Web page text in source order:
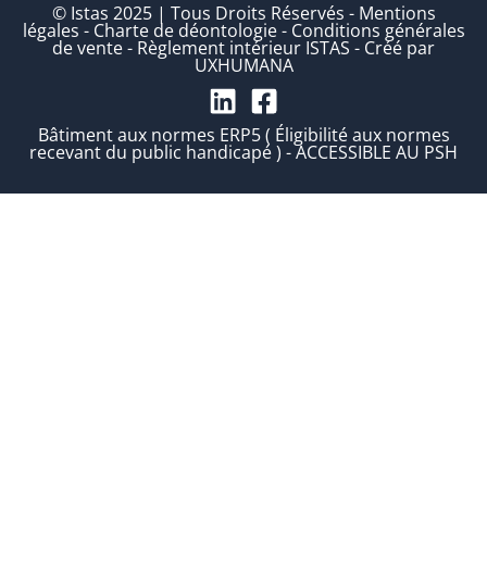
© Istas 2025 | Tous Droits Réservés - Mentions
légales - Charte de déontologie- Conditions générales
de vente- Règlement intérieur ISTAS - Créé par
UXHUMANA
Bâtiment aux normes ERP5 ( Éligibilité aux normes
recevant du public handicapé ) - ACCESSIBLE AU PSH